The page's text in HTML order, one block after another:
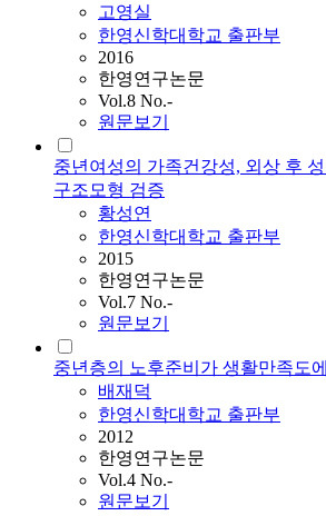
고영실
한영신학대학교 출판부
2016
한영연구논문
Vol.8 No.-
원문보기
중년여성의 가족건강성, 외상 후
구조모형 검증
황성연
한영신학대학교 출판부
2015
한영연구논문
Vol.7 No.-
원문보기
중년층의 노후준비가 생활만족도
배재덕
한영신학대학교 출판부
2012
한영연구논문
Vol.4 No.-
원문보기